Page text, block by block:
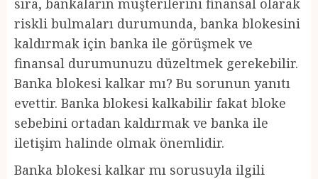
sıra, bankaların müşterilerini finansal olarak
riskli bulmaları durumunda, banka blokesini
kaldırmak için banka ile görüşmek ve
finansal durumunuzu düzeltmek gerekebilir.
Banka blokesi kalkar mı? Bu sorunun yanıtı
evettir. Banka blokesi kalkabilir fakat bloke
sebebini ortadan kaldırmak ve banka ile
iletişim halinde olmak önemlidir.
Banka blokesi kalkar mı sorusuyla ilgili